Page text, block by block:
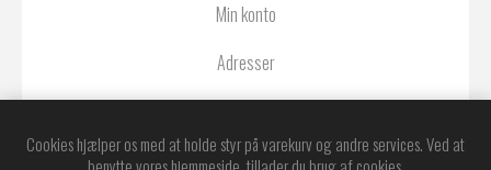
Min konto
Adresser
Cookies hjælper os med at holde styr på varekurv og andre services. Ved at